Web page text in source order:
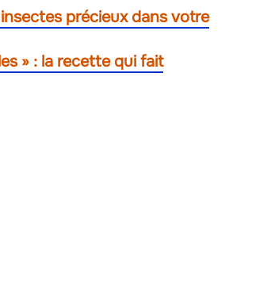
précieux dans votre
» : la recette qui fait